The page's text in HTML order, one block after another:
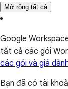
Mở rộng tất cả
Google
tất cả các gói
các gói và giá
Bạn đã có tài